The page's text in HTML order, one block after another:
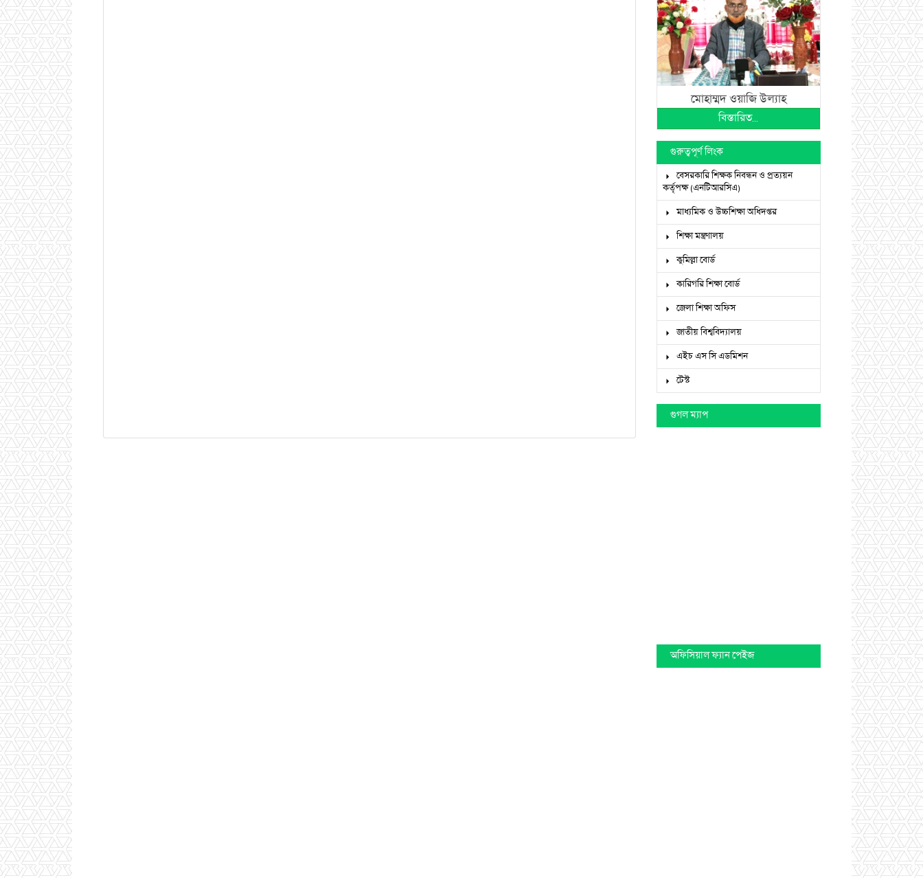
মোহাম্মদ ওয়াজি উল্যাহ
বিস্তারিত...
গুরুত্বপূর্ণ লিংক
বেসরকারি শিক্ষক নিবন্ধন ও প্রত্যয়ন
কর্তৃপক্ষ (এনটিআরসিএ)
মাধ্যমিক ও উচ্চশিক্ষা অধিদপ্তর
শিক্ষা মন্ত্রণালয়
কুমিল্লা বোর্ড
কারিগরি শিক্ষা বোর্ড
জেলা শিক্ষা অফিস
জাতীয় বিশ্ববিদ্যালয়
এইচ এস সি এডমিশন
টেস্ট
গুগল ম্যাপ
অফিসিয়াল ফ্যান পেইজ